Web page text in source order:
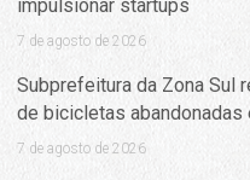
impulsionar startups
7 de agosto de 2026
Subprefeitura da Zona Sul
de bicicletas abandonadas
7 de agosto de 2026